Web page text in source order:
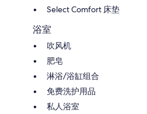
Select Comfort 床垫
浴室
吹风机
肥皂
淋浴/浴缸组合
免费洗护用品
私人浴室